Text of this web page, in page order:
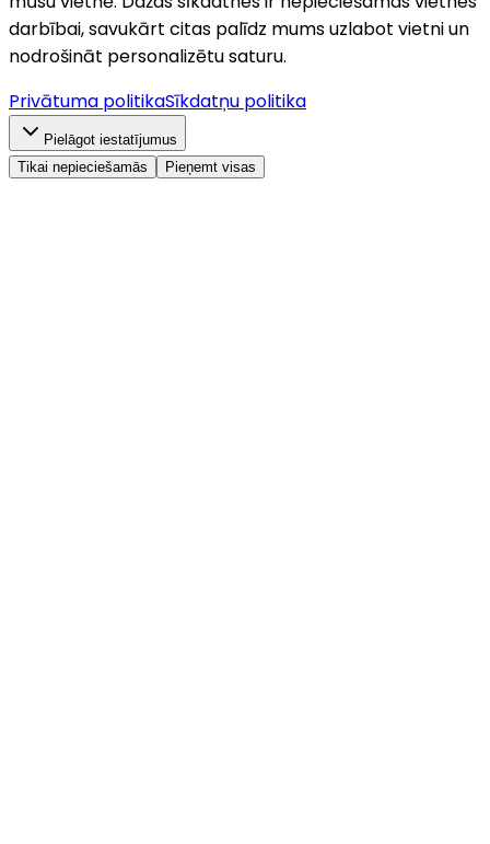
darbībai, savukārt citas palīdz mums uzlabot vietni un
nodrošināt personalizētu saturu.
Privātuma politikaSīkdatņu politika
Pielāgot iestatījumus
Tikai nepieciešamās
Pieņemt visas